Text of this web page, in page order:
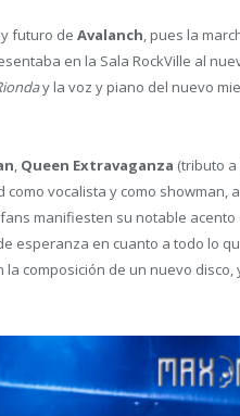
futuro de Avalanch, pues la
en la Sala RockVille al
y la voz y piano del nuevo
, Queen Extravaganza (tributo
como vocalista y como showman,
manifiesten su notable acento
esperanza en cuanto a todo lo
composición de un nuevo disco,